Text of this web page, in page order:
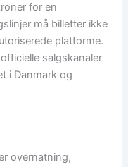
for en
må billetter ikke
platforme.
salgskanaler
i Danmark og
overnatning,